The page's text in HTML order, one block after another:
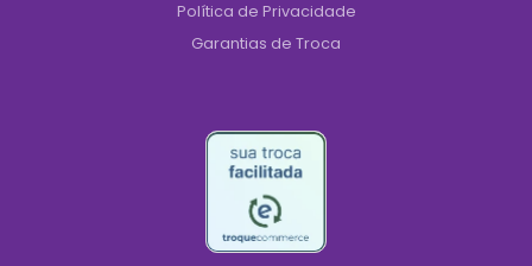
Política de Privacidade
Garantias de Troca